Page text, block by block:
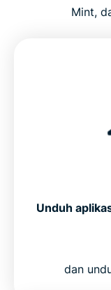
Mint,
Unduh
dan